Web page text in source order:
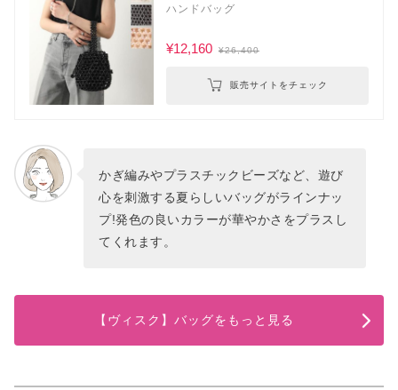
ハンドバッグ
¥12,160 ¥26,400
販売サイトをチェック
かぎ編みやプラスチックビーズなど、遊び
心を刺激する夏らしいバッグがラインナッ
プ!発色の良いカラーが華やかさをプラスし
てくれます。
【ヴィスク】バッグをもっと見る